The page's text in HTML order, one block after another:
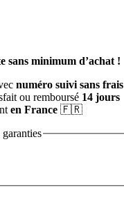
sans minimum d’achat !
numéro suivi sans frais
ou remboursé 14 jours
en France 🇫🇷